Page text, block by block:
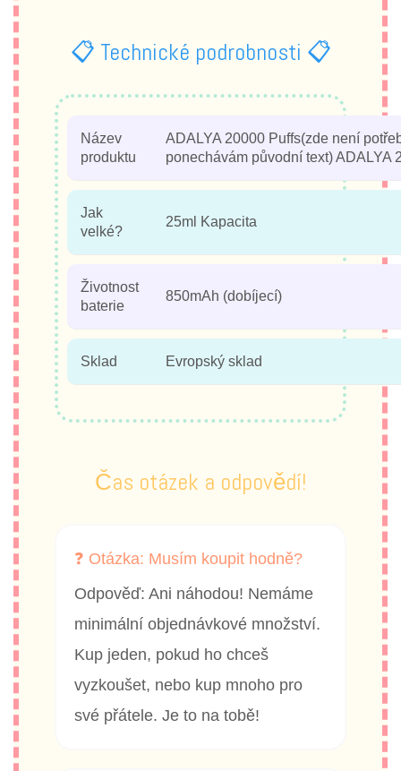
📋 Technické podrobnosti 📋
Název
produktu
ADALYA 20000 Puffs(zde není
ponechávám původní text) ADALYA
Jak
velké?
25ml Kapacita
Životnost
baterie
850mAh (dobíjecí)
Sklad Evropský sklad
Čas otázek a odpovědí!
❓ Otázka: Musím koupit hodně?
Odpověď: Ani náhodou! Nemáme
minimální objednávkové množství.
Kup jeden, pokud ho chceš
vyzkoušet, nebo kup mnoho pro
své přátele. Je to na tobě!